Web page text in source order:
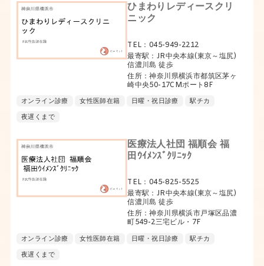
ひまわりレディースクリ
ニック
TEL：045-949-2212
最寄駅：JR中央本線(東京～塩尻)
信濃川島 徒歩
住所：神奈川県横浜市都筑区茅ヶ
崎中央50-17CMポート8F
オンライン診療 女性医師在籍 日曜・祝日診療
駅チカ
夜遅くまで
医療法人社団 福順会 福
田ｳｲﾒﾝｽﾞｸﾘﾆｯｸ
TEL：045-825-5525
最寄駅：JR中央本線(東京～塩尻)
信濃川島 徒歩
住所：神奈川県横浜市戸塚区品濃
町549-2三宅ビル・7F
オンライン診療 女性医師在籍 日曜・祝日診療
駅チカ
夜遅くまで